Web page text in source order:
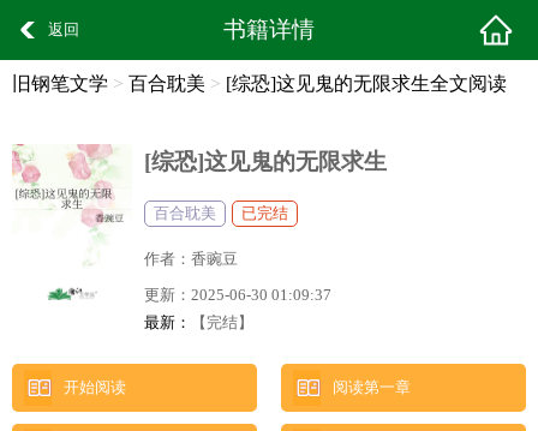
返回 书籍详情
旧钢笔文学 > 百合耽美 > [综恐]这见鬼的无限求生全文阅读
[综恐]这见鬼的无限求生
百合耽美 已完结
作者： 香豌豆
更新： 2025-06-30 01:09:37
最新：
【完结】
开始阅读 阅读第一章